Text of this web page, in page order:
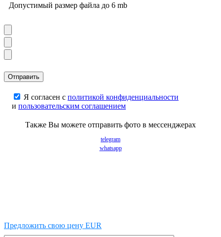
Допустимый размер файла до 6 mb
Я согласен с политикой конфиденциальности
и пользовательским соглашением
Также Вы можете отправить фото в мессенджерах
telegram
whatsapp
Предложить свою цену EUR